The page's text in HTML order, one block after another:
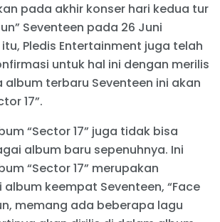
pada akhir konser hari kedua tur
Seventeen pada 26 Juni
Pledis Entertainment juga telah
untuk hal ini dengan merilis
terbaru Seventeen ini akan
17”.
“Sector 17” juga tidak bisa
album baru sepenuhnya. Ini
“Sector 17” merupakan
album keempat Seventeen, “Face
memang ada beberapa lagu